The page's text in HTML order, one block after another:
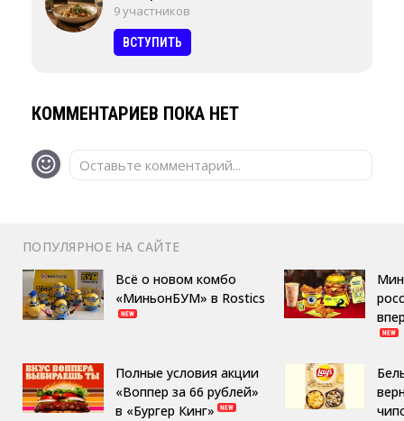
9 участников
ВСТУПИТЬ
КОММЕНТАРИЕВ ПОКА НЕТ
Оставьте комментарий...
ПОПУЛЯРНОЕ НА САЙТЕ
Всё о новом комбо
«МиньонБУМ» в Rostics
Полные условия акции
«Воппер за 66 рублей»
в «Бургер Кинг»